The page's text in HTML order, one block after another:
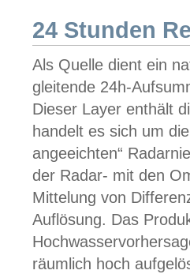
24 Stunden
Als Quelle dient ein
gleitende 24h-
Dieser Layer enthält
handelt es sich um
angeeichten“
der Radar- mit den
Mittelung von
Auflösung. Das
räumlich hoch